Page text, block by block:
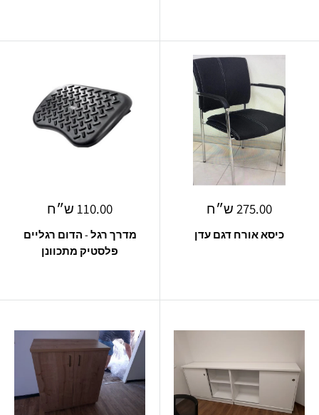
מחיר
275.00 ש״ח
כיסא אורח דגם עדן
מחיר
110.00 ש״ח
מדרך רגל - הדום רגליים
פלסטיק מתכוונן